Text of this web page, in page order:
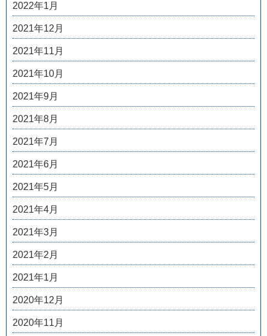
2022年1月
2021年12月
2021年11月
2021年10月
2021年9月
2021年8月
2021年7月
2021年6月
2021年5月
2021年4月
2021年3月
2021年2月
2021年1月
2020年12月
2020年11月